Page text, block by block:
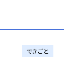
できごと